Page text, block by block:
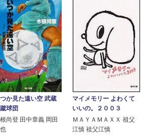
か見た遠い空 武蔵
球団
尚登 田中章義 岡田
マイメモリー よわくて
いいの。２００３
ＭＡＹＡＭＡＸＸ 祖父
江慎 祖父江慎